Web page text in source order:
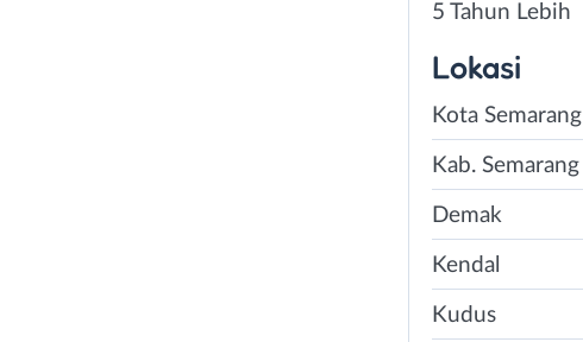
5 Tahun Lebih
Lokasi
Kota Semarang
Kab. Semarang
Demak
Kendal
Kudus